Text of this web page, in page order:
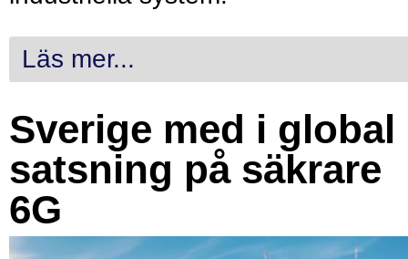
Läs mer...
Sverige med i global
satsning på säkrare
6G